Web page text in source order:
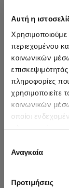
Αυτή η
περιεχομένου
κοινωνικών
πληροφορίες
χρησιμοποιείτε
κοινωνικών
οποίοι
πληροφορίες
των υπηρεσιών
συγκατάθεσης
Αναγκαία
Προτιμήσεις
Γυναικεία